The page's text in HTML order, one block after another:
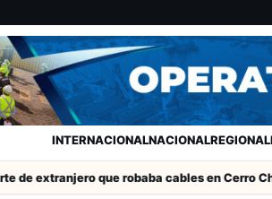
INTERNACIONALNACIONALREGIONAL
que robaba cables en Cerro Chuño